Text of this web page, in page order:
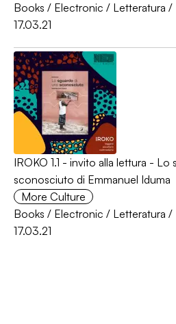
Books / Electronic / Letteratura /
17.03.21
IROKO 1.1 - invito alla lettura - Lo
sconosciuto di Emmanuel Iduma
More Culture
Books / Electronic / Letteratura /
17.03.21